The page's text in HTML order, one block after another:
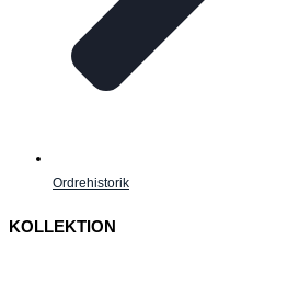
Ordrehistorik
KOLLEKTION